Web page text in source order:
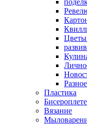
Цветы
Разное
Пластика
Вязание